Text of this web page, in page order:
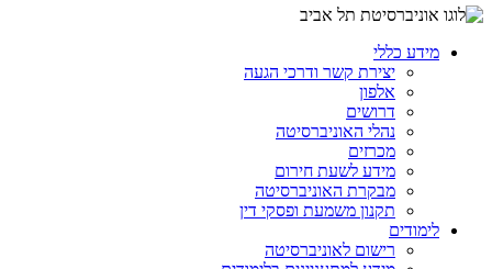
מידע כללי
יצירת קשר ודרכי הגעה
אלפון
דרושים
נהלי האוניברסיטה
מכרזים
מידע לשעת חירום
מבקרת האוניברסיטה
תקנון משמעת ופסקי דין
לימודים
רישום לאוניברסיטה